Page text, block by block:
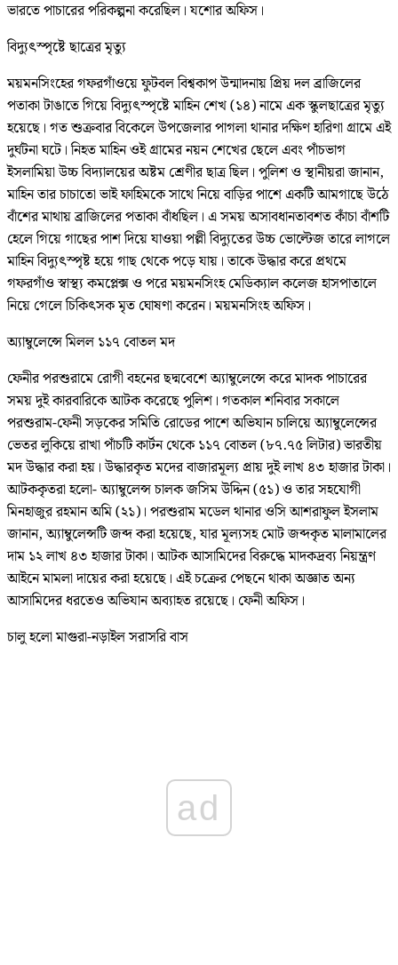
ভারতে পাচারের পরিকল্পনা করেছিল। যশোর অফিস।
বিদ্যুৎস্পৃষ্টে ছাত্রের মৃত্যু
ময়মনসিংহের গফরগাঁওয়ে ফুটবল বিশ্বকাপ উন্মাদনায় প্রিয় দল ব্রাজিলের
পতাকা টাঙাতে গিয়ে বিদ্যুৎস্পৃষ্টে মাহিন শেখ (১৪) নামে এক স্কুলছাত্রের মৃত্যু
হয়েছে। গত শুক্রবার বিকেলে উপজেলার পাগলা থানার দক্ষিণ হারিণা গ্রামে এই
দুর্ঘটনা ঘটে। নিহত মাহিন ওই গ্রামের নয়ন শেখের ছেলে এবং পাঁচভাগ
ইসলামিয়া উচ্চ বিদ্যালয়ের অষ্টম শ্রেণীর ছাত্র ছিল। পুলিশ ও স্থানীয়রা জানান,
মাহিন তার চাচাতো ভাই ফাহিমকে সাথে নিয়ে বাড়ির পাশে একটি আমগাছে উঠে
বাঁশের মাথায় ব্রাজিলের পতাকা বাঁধছিল। এ সময় অসাবধানতাবশত কাঁচা বাঁশটি
হেলে গিয়ে গাছের পাশ দিয়ে যাওয়া পল্লী বিদ্যুতের উচ্চ ভোল্টেজ তারে লাগলে
মাহিন বিদ্যুৎস্পৃষ্ট হয়ে গাছ থেকে পড়ে যায়। তাকে উদ্ধার করে প্রথমে
গফরগাঁও স্বাস্থ্য কমপ্লেক্স ও পরে ময়মনসিংহ মেডিক্যাল কলেজ হাসপাতালে
নিয়ে গেলে চিকিৎসক মৃত ঘোষণা করেন। ময়মনসিংহ অফিস।
অ্যাম্বুলেন্সে মিলল ১১৭ বোতল মদ
ফেনীর পরশুরামে রোগী বহনের ছদ্মবেশে অ্যাম্বুলেন্সে করে মাদক পাচারের
সময় দুই কারবারিকে আটক করেছে পুলিশ। গতকাল শনিবার সকালে
পরশুরাম-ফেনী সড়কের সমিতি রোডের পাশে অভিযান চালিয়ে অ্যাম্বুলেন্সের
ভেতর লুকিয়ে রাখা পাঁচটি কার্টন থেকে ১১৭ বোতল (৮৭.৭৫ লিটার) ভারতীয়
মদ উদ্ধার করা হয়। উদ্ধারকৃত মদের বাজারমূল্য প্রায় দুই লাখ ৪৩ হাজার টাকা।
আটককৃতরা হলো- অ্যাম্বুলেন্স চালক জসিম উদ্দিন (৫১) ও তার সহযোগী
মিনহাজুর রহমান অমি (২১)। পরশুরাম মডেল থানার ওসি আশরাফুল ইসলাম
জানান, অ্যাম্বুলেন্সটি জব্দ করা হয়েছে, যার মূল্যসহ মোট জব্দকৃত মালামালের
দাম ১২ লাখ ৪৩ হাজার টাকা। আটক আসামিদের বিরুদ্ধে মাদকদ্রব্য নিয়ন্ত্রণ
আইনে মামলা দায়ের করা হয়েছে। এই চক্রের পেছনে থাকা অজ্ঞাত অন্য
আসামিদের ধরতেও অভিযান অব্যাহত রয়েছে। ফেনী অফিস।
চালু হলো মাগুরা-নড়াইল সরাসরি বাস
ad